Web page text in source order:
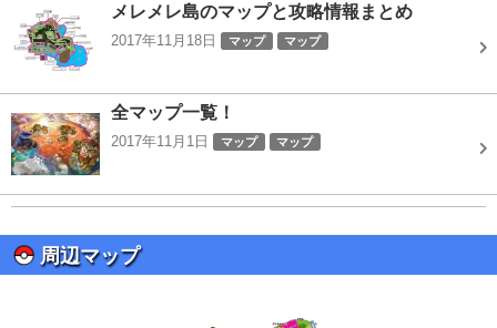
メレメレ島のマップと攻略情報まとめ
2017年11月18日 マップ マップ
全マップ一覧！
2017年11月1日 マップ マップ
周辺マップ